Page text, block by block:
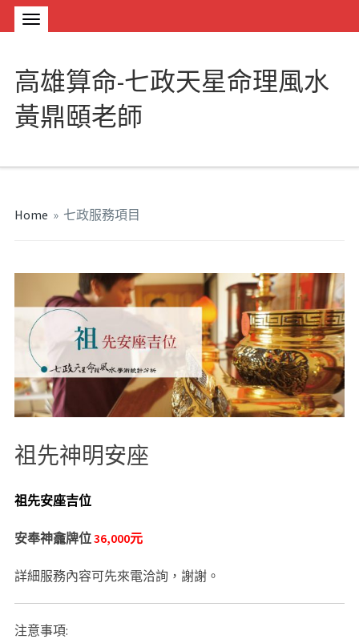
高雄算命-七政天星命理風水
黃鼎頤老師
Home » 七政服務項目
祖先神明安座
祖先安座吉位
安奉神龕牌位36,000元
詳細服務內容可先來電洽詢，謝謝。
注意事項: